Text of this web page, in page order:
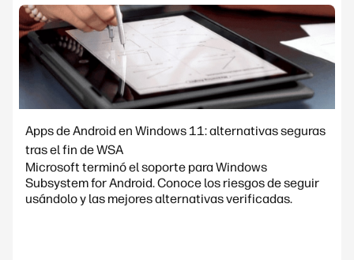
Apps de Android en Windows 11: alternativas seguras
tras el fin de WSA
Microsoft terminó el soporte para Windows
Subsystem for Android. Conoce los riesgos de seguir
usándolo y las mejores alternativas verificadas.